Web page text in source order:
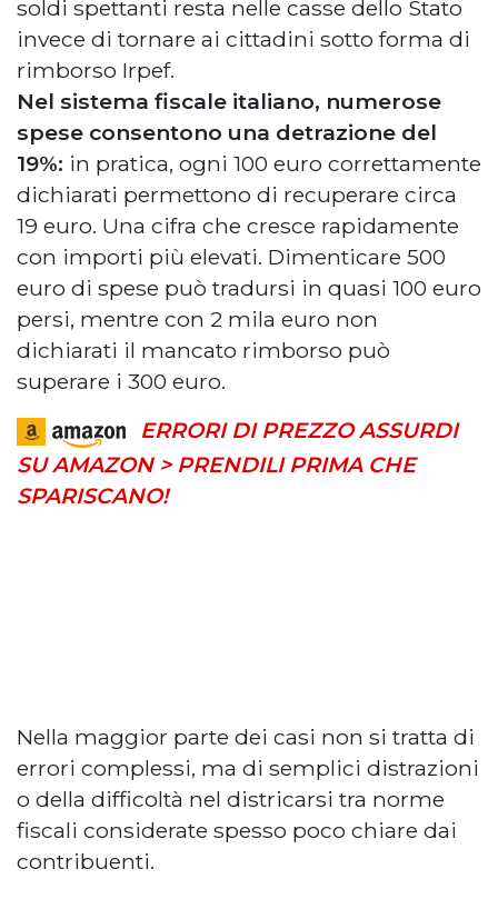
soldi spettanti resta nelle casse dello Stato
invece di tornare ai cittadini sotto forma di
rimborso Irpef.
Nel sistema fiscale italiano, numerose
spese consentono una detrazione del
19%: in pratica, ogni 100 euro correttamente
dichiarati permettono di recuperare circa
19 euro. Una cifra che cresce rapidamente
con importi più elevati. Dimenticare 500
euro di spese può tradursi in quasi 100 euro
persi, mentre con 2 mila euro non
dichiarati il mancato rimborso può
superare i 300 euro.
ERRORI DI PREZZO ASSURDI
SU AMAZON > PRENDILI PRIMA CHE
SPARISCANO!
Nella maggior parte dei casi non si tratta di
errori complessi, ma di semplici distrazioni
o della difficoltà nel districarsi tra norme
fiscali considerate spesso poco chiare dai
contribuenti.